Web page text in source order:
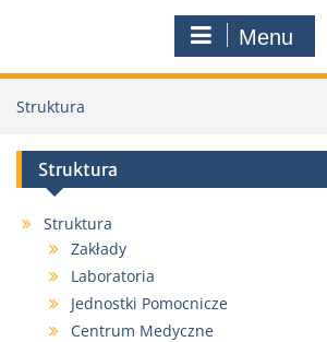
Menu
Struktura
Struktura
Struktura
Zakłady
Laboratoria
Jednostki Pomocnicze
Centrum Medyczne